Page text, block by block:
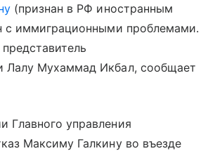
(признан в РФ иностранным
с иммиграционными проблемами.
Мухаммад Икбал, сообщает
Главного управления
Максиму Галкину во въезде